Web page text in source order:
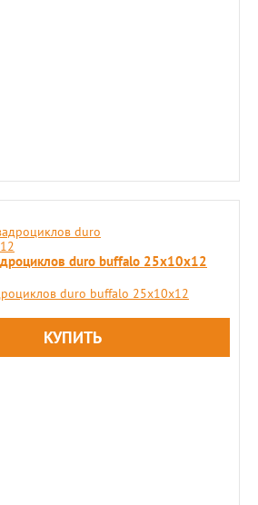
duro buffalo 25х10х12
duro buffalo 25х10х12